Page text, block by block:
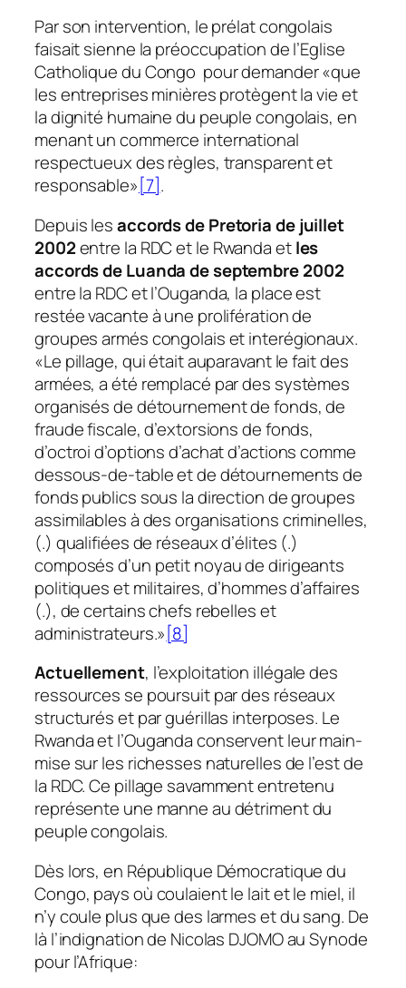
Par son intervention, le prélat congolais
faisait sienne la préoccupation de l’Eglise
Catholique du Congo pour demander «que
les entreprises minières protègent la vie et
la dignité humaine du peuple congolais, en
menant un commerce international
respectueux des règles, transparent et
responsable»[7].
Depuis lesaccords de Pretoria de juillet
2002entre la RDC et le Rwanda etles
accords de Luanda de septembre 2002
entre la RDC et l’Ouganda, la place est
restée vacante à une prolifération de
groupes armés congolais et interégionaux.
«Le pillage, qui était auparavant le fait des
armées, a été remplacé par des systèmes
organisés de détournement de fonds, de
fraude fiscale, d’extorsions de fonds,
d’octroi d’options d’achat d’actions comme
dessous-de-table et de détournements de
fonds publics sous la direction de groupes
assimilables à des organisations criminelles,
(.) qualifiées de réseaux d’élites (.)
composés d’un petit noyau de dirigeants
politiques et militaires, d’hommes d’affaires
(.), de certains chefs rebelles et
administrateurs.»[8]
Actuellement, l’exploitation illégale des
ressources se poursuit par des réseaux
structurés et par guérillas interposes. Le
Rwanda et l’Ouganda conservent leur main-
mise sur les richesses naturelles de l’est de
la RDC. Ce pillage savamment entretenu
représente une manne au détriment du
peuple congolais.
Dès lors, en République Démocratique du
Congo, pays où coulaient le lait et le miel, il
n’y coule plus que des larmes et du sang. De
là l’indignation de Nicolas DJOMO au Synode
pour l’Afrique: